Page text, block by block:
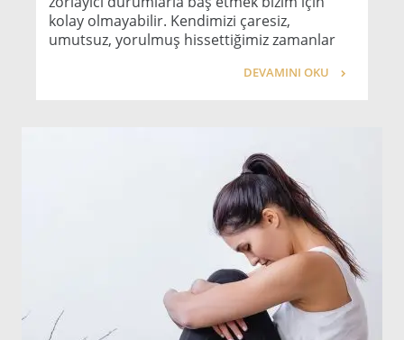
kolay olmayabilir. Kendimizi çaresiz,
umutsuz, yorulmuş hissettiğimiz zamanlar
DEVAMINI OKU